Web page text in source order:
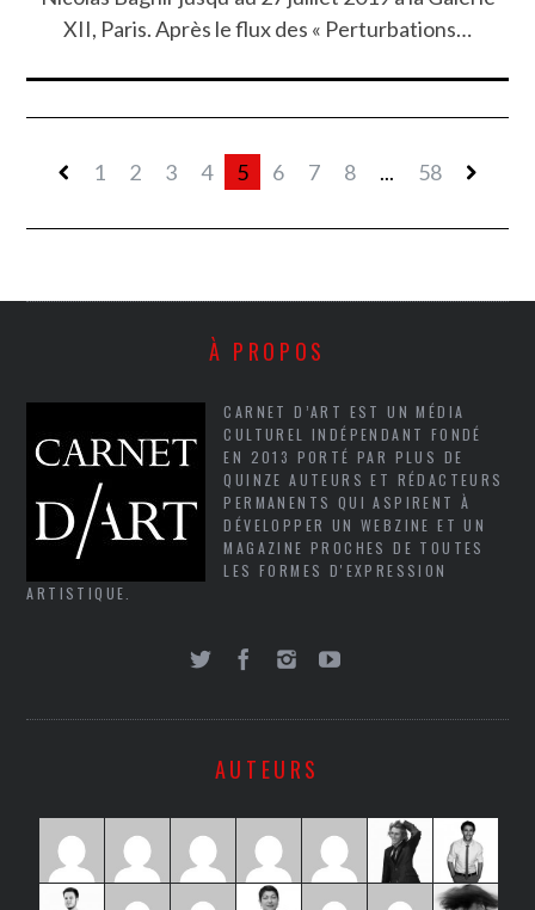
XII, Paris. Après le flux des « Perturbations…
1 2 3 4 5 6 7 8 ... 58
À PROPOS
CARNET D’ART EST UN MÉDIA
CULTUREL INDÉPENDANT FONDÉ
EN 2013 PORTÉ PAR PLUS DE
QUINZE AUTEURS ET RÉDACTEURS
PERMANENTS QUI ASPIRENT À
DÉVELOPPER UN WEBZINE ET UN
MAGAZINE PROCHES DE TOUTES
LES FORMES D'EXPRESSION
ARTISTIQUE.
AUTEURS